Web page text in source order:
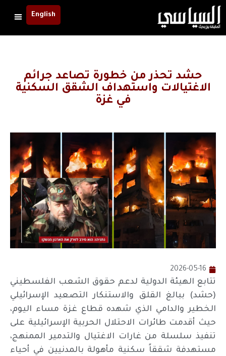
English
حشد تحذر من خطورة تصاعد جرائم
الاغتيالات واستهداف الشقق السكنية
في غزة
2026-05-16
تتابع الهيئة الدولية لدعم حقوق الشعب الفلسطيني
(حشد) ببالغ القلق والاستنكار التصعيد الإسرائيلي
الخطير والدامي الذي شهده قطاع غزة مساء اليوم،
حيث أقدمت طائرات الاحتلال الحربية الإسرائيلية على
تنفيذ سلسلة من غارات الاغتيال والتدمير الممنهج،
مستهدفة شققاً سكنية مأهولة بالمدنيين في أحياء